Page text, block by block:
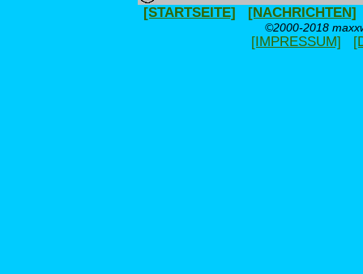
[STARTSEITE] [NACHRICHTEN]
©2000-2018
[IMPRESSUM]